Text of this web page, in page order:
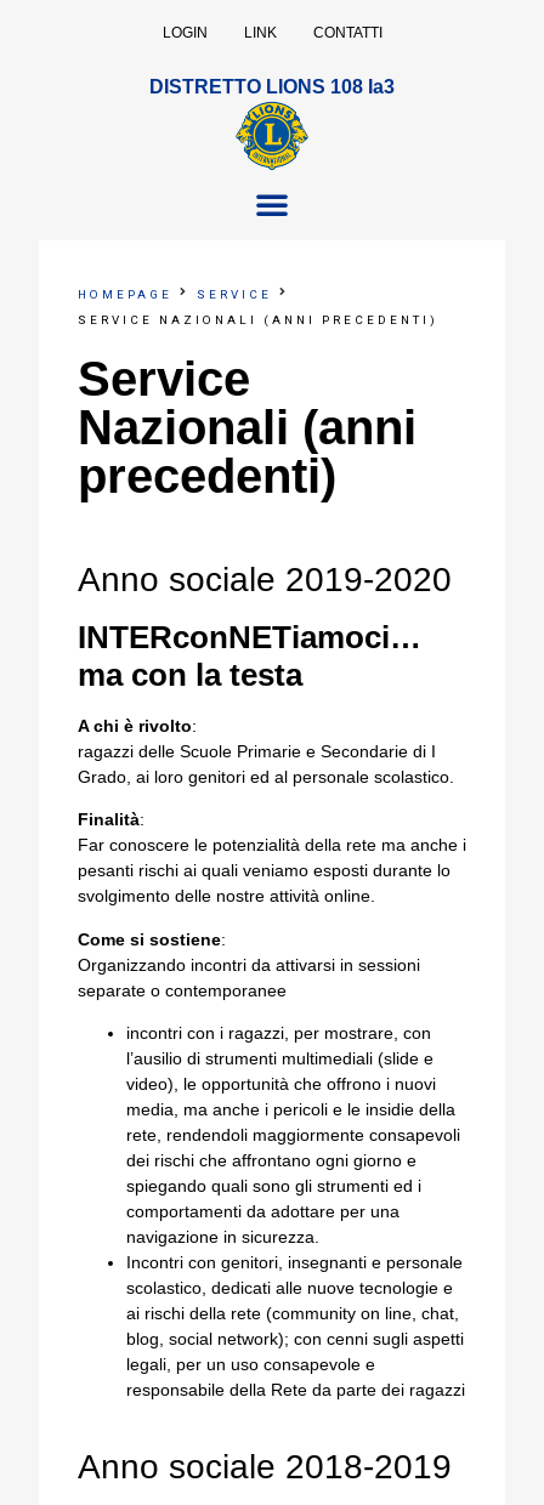
DISTRETTO LIONS 108 Ia3
LOGIN LINK CONTATTI
HOMEPAGE
SERVICE
SERVICE NAZIONALI (ANNI PRECEDENTI)
Service
Nazionali (anni
precedenti)
Anno sociale 2019-2020
INTERconNETiamoci…
ma con la testa
A chi è rivolto:
ragazzi delle Scuole Primarie e Secondarie di I
Grado, ai loro genitori ed al personale scolastico.
Finalità:
Far conoscere le potenzialità della rete ma anche i
pesanti rischi ai quali veniamo esposti durante lo
svolgimento delle nostre attività online.
Come si sostiene:
Organizzando incontri da attivarsi in sessioni
separate o contemporanee
incontri con i ragazzi, per mostrare, con
l’ausilio di strumenti multimediali (slide e
video), le opportunità che offrono i nuovi
media, ma anche i pericoli e le insidie della
rete, rendendoli maggiormente consapevoli
dei rischi che affrontano ogni giorno e
spiegando quali sono gli strumenti ed i
comportamenti da adottare per una
navigazione in sicurezza.
Incontri con genitori, insegnanti e personale
scolastico, dedicati alle nuove tecnologie e
ai rischi della rete (community on line, chat,
blog, social network); con cenni sugli aspetti
legali, per un uso consapevole e
responsabile della Rete da parte dei ragazzi
Anno sociale 2018-2019